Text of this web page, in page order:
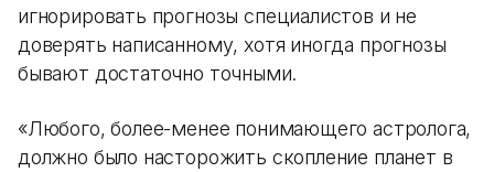
игнорировать прогнозы специалистов и не
доверять написанному, хотя иногда прогнозы
бывают достаточно точными.
«Любого, более-менее понимающего астролога,
должно было насторожить скопление планет в